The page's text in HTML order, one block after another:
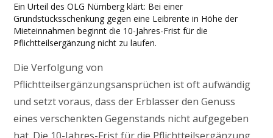
Ein Urteil des OLG Nürnberg klärt: Bei einer
Grundstücksschenkung gegen eine Leibrente in Höhe der
Mieteinnahmen beginnt die 10-Jahres-Frist für die
Pflichtteilsergänzung nicht zu laufen.
Die Verfolgung von
Pflichtteilsergänzungsansprüchen ist oft aufwändig
und setzt voraus, dass der Erblasser den Genuss
eines verschenkten Gegenstands nicht aufgegeben